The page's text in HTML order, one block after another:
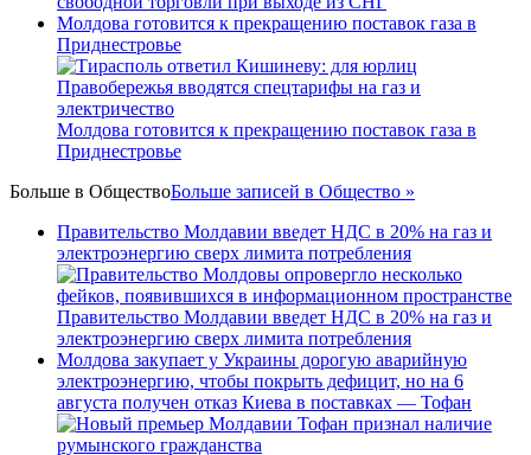
Молдова готовится к прекращению поставок газа в
Приднестровье
Молдова готовится к прекращению поставок газа в
Приднестровье
Больше в ОбществоБольше записей в Общество »
Правительство Молдавии введет НДС в 20% на газ и
электроэнергию сверх лимита потребления
Правительство Молдавии введет НДС в 20% на газ и
электроэнергию сверх лимита потребления
Молдова закупает у Украины дорогую аварийную
электроэнергию, чтобы покрыть дефицит, но на 6
августа получен отказ Киева в поставках — Тофан